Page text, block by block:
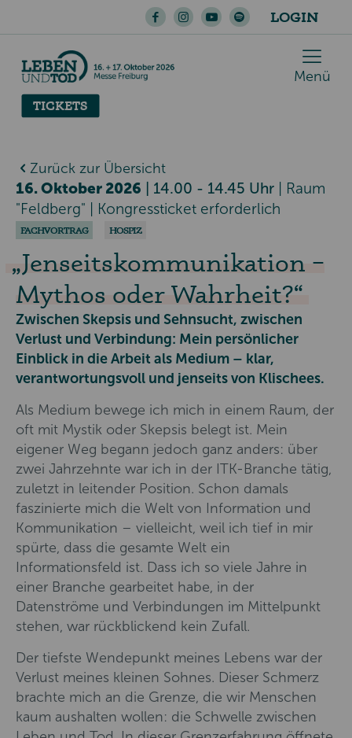
LOGIN
TICKETS
Menü
Zurück zur Übersicht
16. Oktober 2026 | 14.00 - 14.45 Uhr
Raum
"Feldberg"
| Kongressticket erforderlich
FACHVORTRAG HOSPIZ
Jenseitskommunikation –
Mythos oder Wahrheit?
Zwischen Skepsis und Sehnsucht, zwischen
Verlust und Verbindung: Mein persönlicher
Einblick in die Arbeit als Medium – klar,
verantwortungsvoll und jenseits von Klischees.
Als Medium bewege ich mich in einem Raum, der
oft mit Mystik oder Skepsis belegt ist. Mein
eigener Weg begann jedoch ganz anders: über
zwei Jahrzehnte war ich in der ITK-Branche tätig,
zuletzt in leitender Position. Schon damals
faszinierte mich die Welt von Information und
Kommunikation – vielleicht, weil ich tief in mir
spürte, dass die gesamte Welt ein
Informationsfeld ist. Dass ich so viele Jahre in
einer Branche gearbeitet habe, in der
Datenströme und Verbindungen im Mittelpunkt
stehen, war rückblickend kein Zufall.
Der tiefste Wendepunkt meines Lebens war der
Verlust meines kleinen Sohnes. Dieser Schmerz
brachte mich an die Grenze, die wir Menschen
kaum aushalten wollen: die Schwelle zwischen